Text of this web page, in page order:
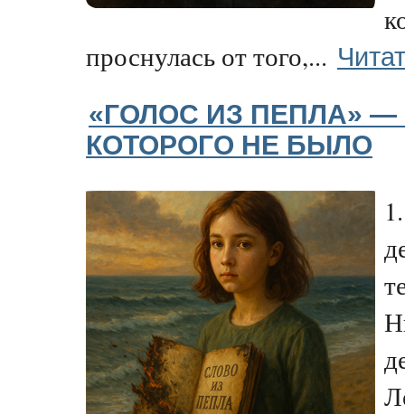
проснулась от того,...
«ГОЛОС ИЗ ПЕПЛА» —
КОТОРОГО НЕ БЫЛО